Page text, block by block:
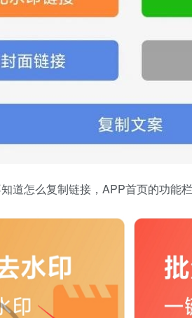
道怎么复制链接，APP首页的功能